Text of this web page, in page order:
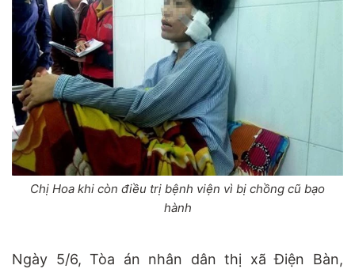
Chị Hoa khi còn điều trị bệnh viện vì bị chồng cũ bạo
hành
Ngày 5/6, Tòa án nhân dân thị xã Điện Bàn,